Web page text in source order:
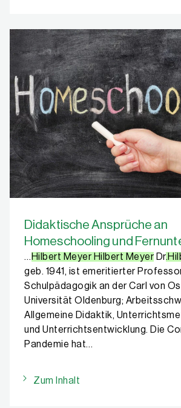
Didaktische Ansprüche an
Homeschooling und
… Hilbert Meyer Hilbert MeyerDr
geb. 1941, ist emeritierter
Schulpädagogik an der Carl von
Universität Oldenburg;
Allgemeine Didaktik,
und Unterrichtsentwicklung. Die
Pandemie hat…
Zum Inhalt